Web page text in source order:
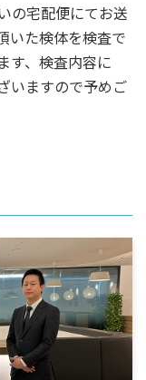
の宅配便にてお送
いた検体を検査で
す、検査内容に
いますので予めご